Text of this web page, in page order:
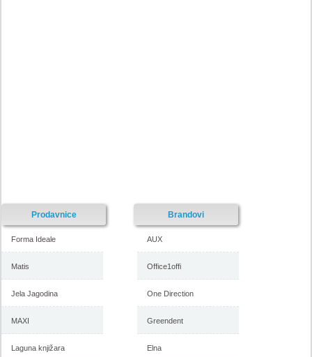
Prodavnice
Forma Ideale
Matis
Jela Jagodina
MAXI
Laguna knjižara
Brandovi
AUX
Office1offi
One Direction
Greendent
Elna